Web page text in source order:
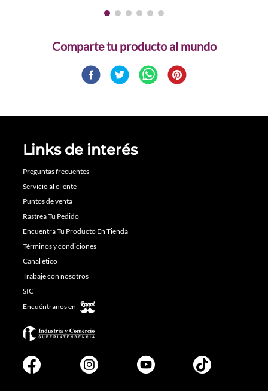
Comparte
Links de interés
Preguntas frecuentes
Servicio al cliente
Puntos de venta
Rastrea Tu Pedido
Encuentra Tu Producto En Tienda
Términos y condiciones
Canal ético
Trabaje con nosotros
SIC
Encuéntranos en